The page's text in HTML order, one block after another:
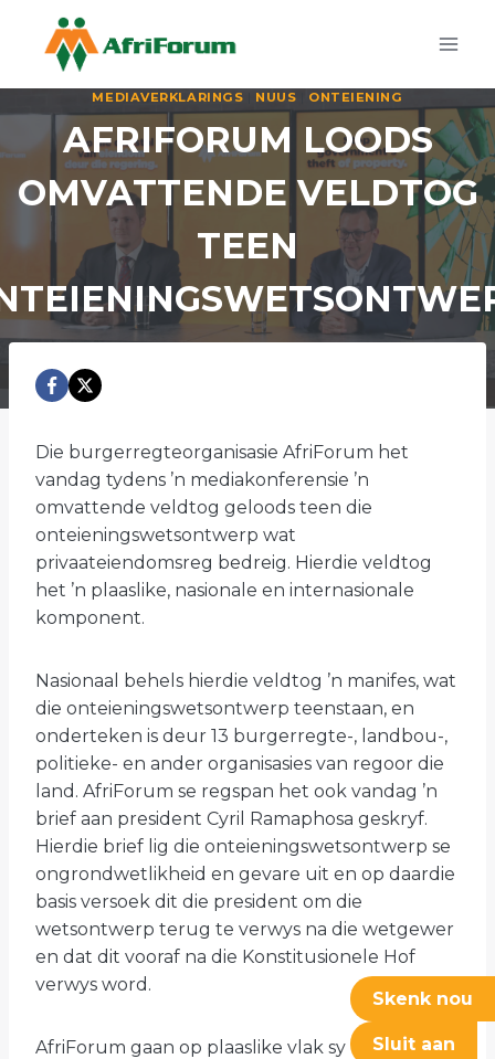
content
MEDIAVERKLARINGS NUUS ONTEIENING
AFRIFORUM LOODS
OMVATTENDE VELDTOG
TEEN
Die burgerregteorganisasie AfriForum het
vandag tydens ’n mediakonferensie ’n
omvattende veldtog geloods teen die
onteieningswetsontwerp wat
privaateiendomsreg bedreig. Hierdie veldtog
het ’n plaaslike, nasionale en internasionale
komponent.
Nasionaal behels hierdie veldtog ’n manifes, wat
die onteieningswetsontwerp teenstaan, en
onderteken is deur 13 burgerregte-, landbou-,
politieke- en ander organisasies van regoor die
land. AfriForum se regspan het ook vandag ’n
brief aan president Cyril Ramaphosa geskryf.
Hierdie brief lig die onteieningswetsontwerp se
ongrondwetlikheid en gevare uit en op daardie
basis versoek dit die president om die
wetsontwerp terug te verwys na die wetgewer
en dat dit vooraf na die Konstitusionele Hof
verwys word.
AfriForum gaan op plaaslike vlak sy takke
Skenk nou
Sluit aan